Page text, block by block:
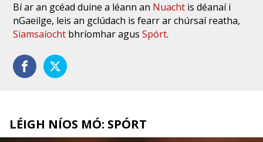
Bí ar an gcéad duine a léann an Nuacht is déanaí i
nGaeilge, leis an gclúdach is fearr ar chúrsaí reatha,
Siamsaíocht bhríomhar agusSpórt.
LÉIGH NÍOS MÓ: SPÓRT